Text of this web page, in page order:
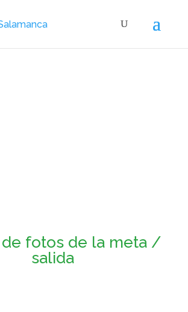
de fotos de la meta /
salida